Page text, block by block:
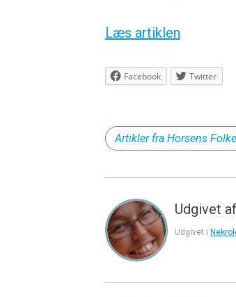
Læs artiklen
Facebook Twitter
Artikler fra Horsens
Udgivet af
Udgivet i